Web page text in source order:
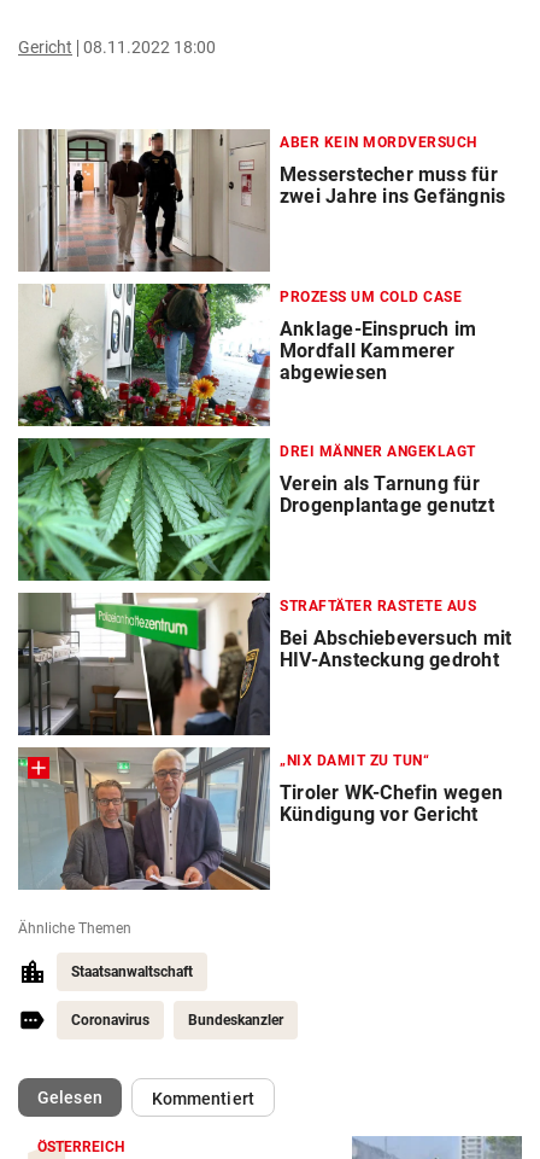
Gericht 08.11.2022 18:00
ABER KEIN MORDVERSUCH
Messerstecher muss für
zwei Jahre ins Gefängnis
PROZESS UM COLD CASE
Anklage-Einspruch im
Mordfall Kammerer
abgewiesen
DREI MÄNNER ANGEKLAGT
Verein als Tarnung für
Drogenplantage genutzt
STRAFTÄTER RASTETE AUS
Bei Abschiebeversuch mit
HIV-Ansteckung gedroht
„NIX DAMIT ZU TUN“
Tiroler WK-Chefin wegen
Kündigung vor Gericht
Ähnliche Themen
Staatsanwaltschaft
Coronavirus Bundeskanzler
Gelesen(ausgewählt)Kommentiert
ÖSTERREICH